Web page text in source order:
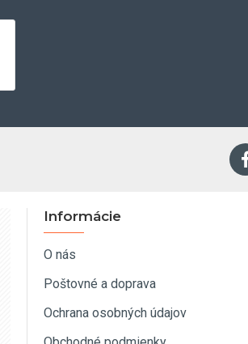
Informácie
O nás
Poštovné a doprava
Ochrana osobných údajov